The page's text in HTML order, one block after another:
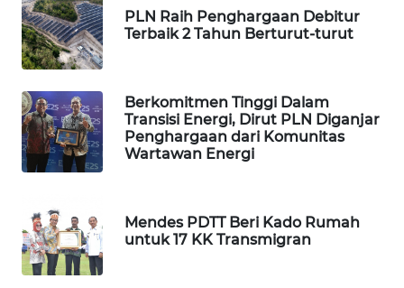
PLN Raih Penghargaan Debitur
Terbaik 2 Tahun Berturut-turut
Berkomitmen Tinggi Dalam
Transisi Energi, Dirut PLN Diganjar
Penghargaan dari Komunitas
Wartawan Energi
Mendes PDTT Beri Kado Rumah
untuk 17 KK Transmigran
WAHANA
SPORT
WAHANA
UMKM
WAHANA
SELEB
WAHANA
PERSONA